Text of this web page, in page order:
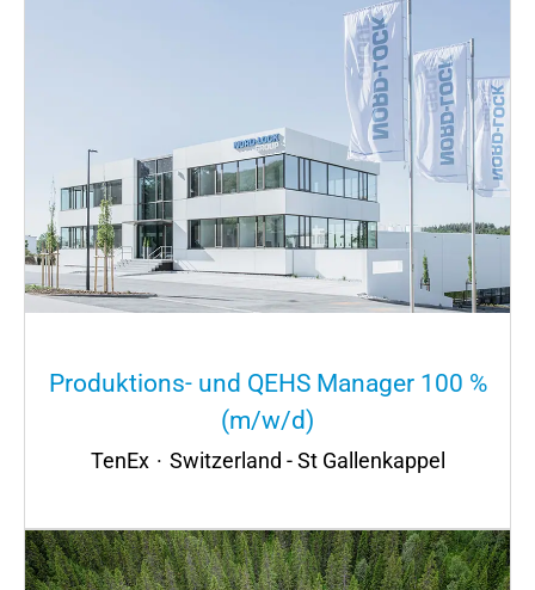
Produktions- und QEHS Manager 100 %
(m/w/d)
TenEx · Switzerland - St Gallenkappel